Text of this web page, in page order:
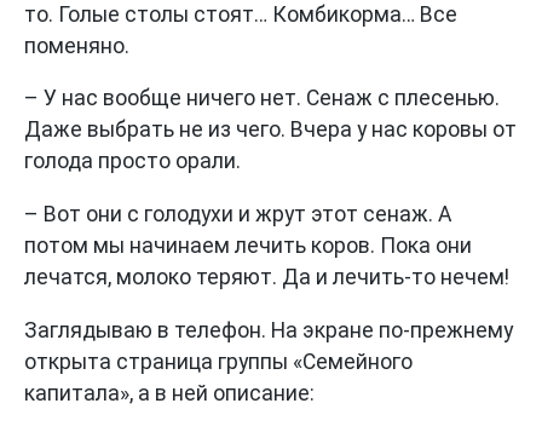
то. Голые столы стоят… Комбикорма… Все
поменяно.
– У нас вообще ничего нет. Сенаж с плесенью.
Даже выбрать не из чего. Вчера у нас коровы от
голода просто орали.
– Вот они с голодухи и жрут этот сенаж. А
потом мы начинаем лечить коров. Пока они
лечатся, молоко теряют. Да и лечить-то нечем!
Заглядываю в телефон. На экране по-прежнему
открыта страница группы «Семейного
капитала», а в ней описание: